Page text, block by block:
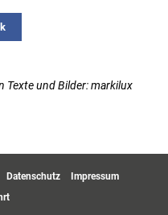
Texte und Bilder: markilux
Datenschutz
Impressum